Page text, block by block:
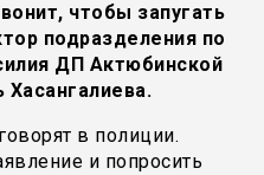
чтобы запугать
подразделения по
ДП Актюбинской
Хасангалиева.
в полиции.
и попросить